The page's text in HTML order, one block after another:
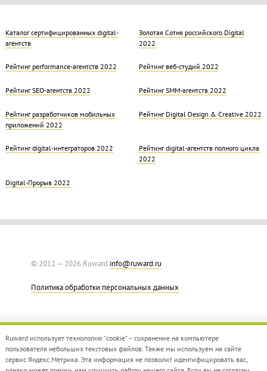
Каталог сертифицированных digital-
агентств
Золотая Cотня российского Digital
2022
Рейтинг performance-агентств 2022 Рейтинг веб-студий 2022
Рейтинг SEO-агентств 2022 Рейтинг SMM-агентств 2022
Рейтинг разработчиков мобильных
приложений 2022
Рейтинг Digital Design & Creative 2022
Рейтинг digital-интеграторов 2022
Рейтинг digital-агентств полного цикла
2022
Digital-Прорыв 2022
© 2012 — 2026 Ruward info@ruward.ru
Политика обработки персональных данных
Ruward использует технологию "cookie" – сохранение на компьютере
пользователя небольших текстовых файлов. Также мы используем на сайте
сервис Яндекс.Метрика. Эта информация не позволит идентифицировать вас,